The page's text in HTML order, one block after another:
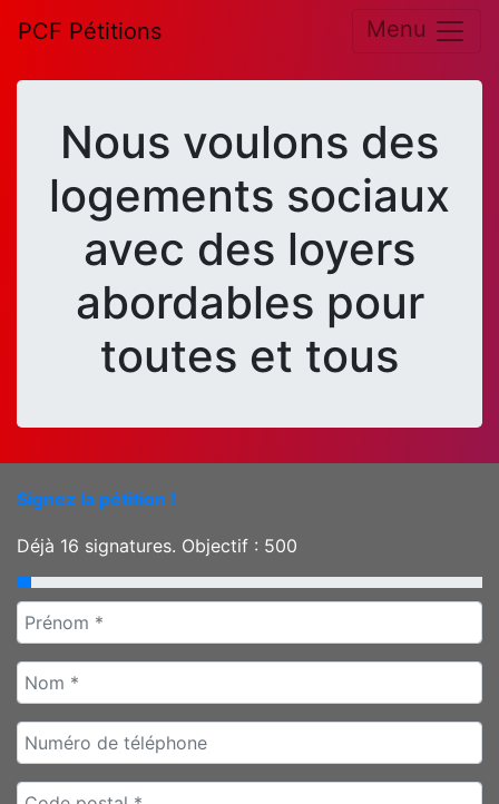
PCF Pétitions Menu
Nous voulons des
logements sociaux
avec des loyers
abordables pour
toutes et tous
Signez la pétition !
Déjà 16 signatures. Objectif : 500